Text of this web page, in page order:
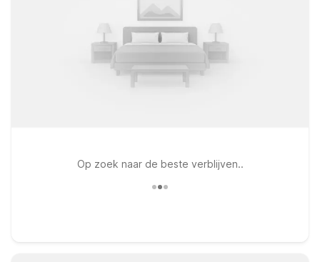
Op zoek naar de beste verblijven..